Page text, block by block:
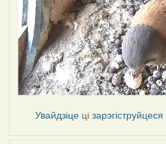
Увайдзіце цізарэгіструйцеся